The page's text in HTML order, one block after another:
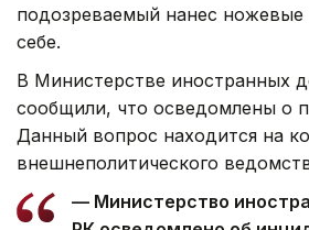
подозреваемый нанес ножевые
себе.
В Министерстве иностранных
сообщили, что осведомлены о
Данный вопрос находится на
внешнеполитического
— Министерство